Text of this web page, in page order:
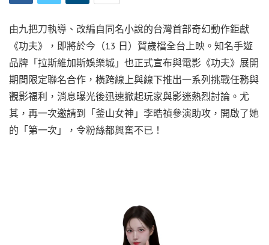
由九把刀執導、改編自同名小說的台灣首部奇幻動作鉅獻
《功夫》，即將於今（13 日）賀歲檔全台上映。知名手遊
品牌「拉斯維加斯娛樂城」也正式宣布與電影《功夫》展開
期間限定聯名合作，橫跨線上與線下推出一系列挑戰任務與
觀影福利，消息曝光後迅速掀起玩家與影迷熱烈討論。尤
其，再一次邀請到「釜山女神」李晧禎參演助攻，開啟了她
的「第一次」，令粉絲都興奮不已！